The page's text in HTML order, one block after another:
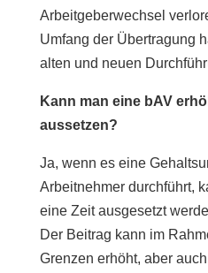
Arbeitgeberwechsel
Umfang der Übertragung
alten und neuen
Kann man eine bAV
aussetzen?
Ja, wenn es eine
Arbeitnehmer durchführt,
eine Zeit ausgesetzt
Der Beitrag kann im
Grenzen erhöht, aber